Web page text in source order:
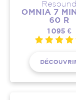
Resound
OMNIA 7
60 R
1 095 €